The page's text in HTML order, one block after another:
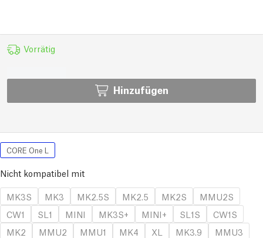
Vorrätig
Hinzufügen
CORE One L
Nicht kompatibel mit
MK3S
MK3 MK2.5S MK2.5 MK2S
MMU2S
CW1
SL1 MINI MK3S+ MINI+ SL1S
CW1S
MK2
MMU2 MMU1 MK4 XL MK3.9
MMU3